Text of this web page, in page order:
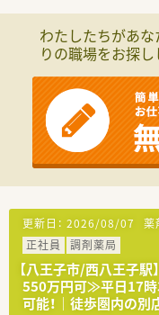
■自転車圏内なの
■代表が常勤でお
で外出時は一時的
＼こんな企業です
■世田谷区にて1
■代表は薬剤師で
差した薬局運営を
■正社員はお休み
■パートも含め週
す。
わたしたちがあ
りの職場をお探し
更新日： 2026/08/07 薬
正社員
調剤薬局
【八王子市/西八王子
550万円可≫平日17
可能！｜徒歩圏内の